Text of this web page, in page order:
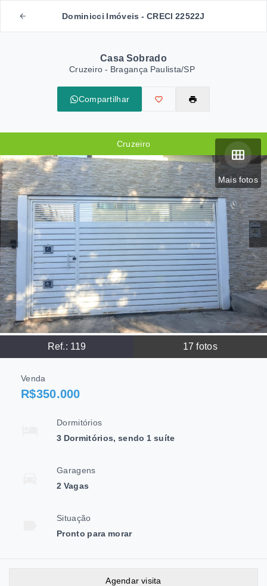
Dominicci Imóveis - CRECI 22522J
Casa Sobrado
Cruzeiro - Bragança Paulista/SP
Compartilhar
Mais fotos
Ref.: 119 17 fotos
Cruzeiro
Venda
R$350.000
Dormitórios
3 Dormitórios, sendo 1 suíte
Garagens
2 Vagas
Situação
Pronto para morar
Agendar visita